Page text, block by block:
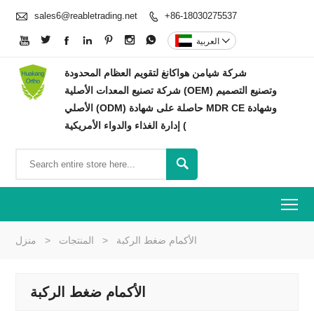
 sales6@reabletrading.net  +86-18030275537
       العربية 
شركة شيامن هواكانغ لتقويم العظام المحدودة
شركة تصنيع المعدات الأصلية (OEM) وتصنيع التصميم
الأصلي (ODM) حاصلة على شهادة MDR CE وشهادة
إدارة الغذاء والدواء الأمريكية (

منزل > المنتجات > الأكمام ضغط الركبة
الأكمام ضغط الركبة